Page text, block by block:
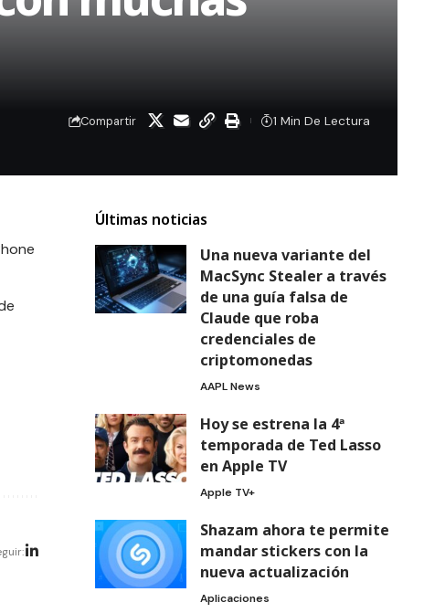
Compartir 1 Min De Lectura
Últimas noticias
Una nueva variante del
MacSync Stealer a través
de una guía falsa de
Claude que roba
credenciales de
criptomonedas
AAPL News
Hoy se estrena la 4ª
temporada de Ted Lasso
en Apple TV
Apple TV+
Shazam ahora te permite
mandar stickers con la
nueva actualización
Aplicaciones